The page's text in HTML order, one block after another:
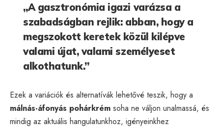
„A gasztronómia igazi varázsa a
szabadságban rejlik: abban, hogy a
megszokott keretek közül kilépve
valami újat, valami személyeset
alkothatunk.”
Ezek a variációk és alternatívák lehetővé teszik, hogy a
málnás-áfonyás pohárkrém soha ne váljon unalmassá, és
mindig az aktuális hangulatunkhoz, igényeinkhez